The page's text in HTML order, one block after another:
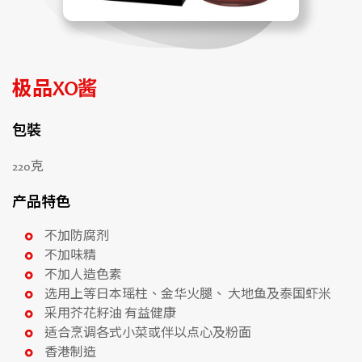
极品XO酱
包裝
220克
产品特色
不加防腐剂
不加味精
不加人造色素
选用上等日本瑶柱、金华火腿、 大地鱼及泰国虾米
采用芥花籽油 有益健康
适合烹调各式小菜或伴以点心及粉面
香港制造